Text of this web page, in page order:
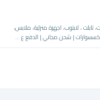
، لابتوب، اجهزة منزلية، ملابس،
| شحن مجاني | الدفع ع ...